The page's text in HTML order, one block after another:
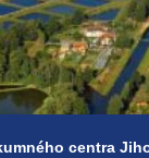
centra